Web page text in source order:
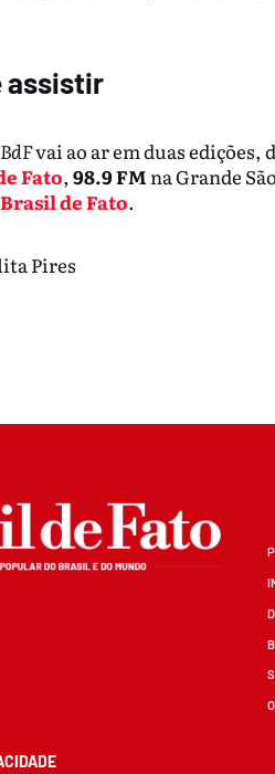
assistir
vai ao ar em duas edições,
Fato, 98.9 FM na Grande
Brasil de Fato.
Pires